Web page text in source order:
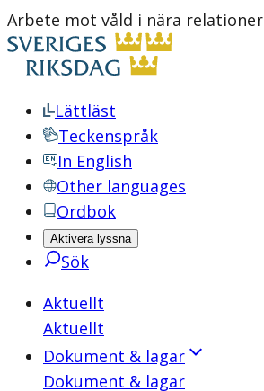
Arbete mot våld i nära relationer
Lättläst
Teckenspråk
In English
Other languages
Ordbok
Aktivera lyssna
Sök
Aktuellt
Aktuellt
Dokument & lagar
Dokument & lagar